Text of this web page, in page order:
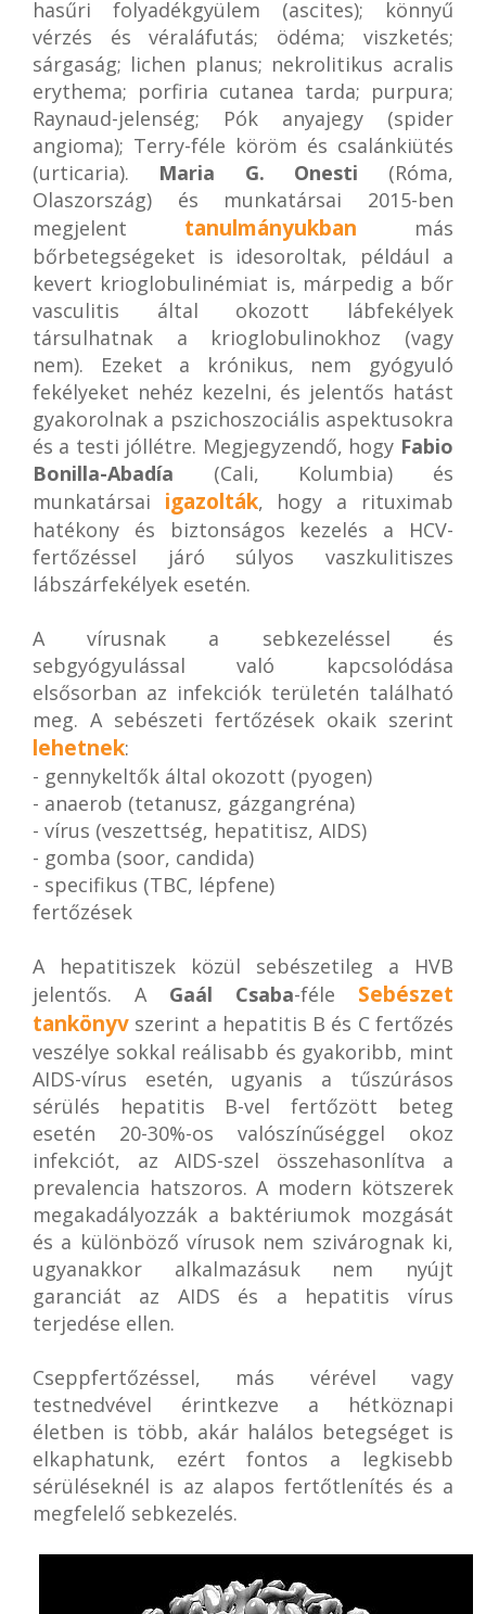
hasűri folyadékgyülem (ascites); könnyű
vérzés és véraláfutás; ödéma; viszketés;
sárgaság; lichen planus; nekrolitikus acralis
erythema; porfiria cutanea tarda; purpura;
Raynaud-jelenség; Pók anyajegy (spider
angioma); Terry-féle köröm és csalánkiütés
(urticaria). Maria G. Onesti (Róma,
Olaszország) és munkatársai 2015-ben
megjelent tanulmányukban más
bőrbetegségeket is idesoroltak, például a
kevert krioglobulinémiat is, márpedig a bőr
vasculitis által okozott lábfekélyek
társulhatnak a krioglobulinokhoz (vagy
nem). Ezeket a krónikus, nem gyógyuló
fekélyeket nehéz kezelni, és jelentős hatást
gyakorolnak a pszichoszociális aspektusokra
és a testi jóllétre. Megjegyzendő, hogy Fabio
Bonilla-Abadía (Cali, Kolumbia) és
munkatársai igazolták, hogy a rituximab
hatékony és biztonságos kezelés a HCV-
fertőzéssel járó súlyos vaszkulitiszes
lábszárfekélyek esetén.
A vírusnak a sebkezeléssel és
sebgyógyulással való kapcsolódása
elsősorban az infekciók területén található
meg. A sebészeti fertőzések okaik szerint
lehetnek:
- gennykeltők által okozott (pyogen)
- anaerob (tetanusz, gázgangréna)
- vírus (veszettség, hepatitisz, AIDS)
- gomba (soor, candida)
- specifikus (TBC, lépfene)
fertőzések
A hepatitiszek közül sebészetileg a HVB
jelentős. A Gaál Csaba-féle Sebészet
tankönyv szerint a hepatitis B és C fertőzés
veszélye sokkal reálisabb és gyakoribb, mint
AIDS-vírus esetén, ugyanis a tűszúrásos
sérülés hepatitis B-vel fertőzött beteg
esetén 20-30%-os valószínűséggel okoz
infekciót, az AIDS-szel összehasonlítva a
prevalencia hatszoros. A modern kötszerek
megakadályozzák a baktériumok mozgását
és a különböző vírusok nem szivárognak ki,
ugyanakkor alkalmazásuk nem nyújt
garanciát az AIDS és a hepatitis vírus
terjedése ellen.
Cseppfertőzéssel, más vérével vagy
testnedvével érintkezve a hétköznapi
életben is több, akár halálos betegséget is
elkaphatunk, ezért fontos a legkisebb
sérüléseknél is az alapos fertőtlenítés és a
megfelelő sebkezelés.